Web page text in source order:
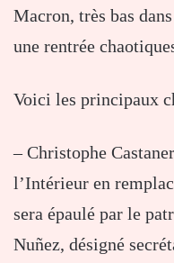
Macron, très bas
une rentrée
Voici les principaux
– Christophe
l’Intérieur en
sera épaulé par le
Nuñez, désigné